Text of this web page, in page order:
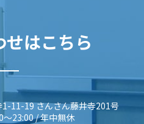
せはこちら
11-19 さんさん藤井寺201号
23:00 / 年中無休